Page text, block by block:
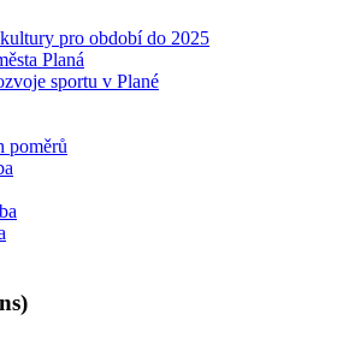
pro období do 2025
Planá
sportu v Plané
poměrů